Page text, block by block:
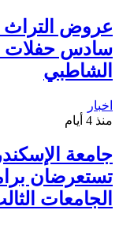
عروض التراث
سادس حفلات
الشاطبي
اخبار
منذ 4 أيام
جامعة
تستعرضان
الجامعات